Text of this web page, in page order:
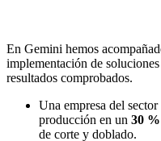
En Gemini hemos
implementación de
resultados comprobados.
Una empresa del sector
producción en un 30 %
de corte y doblado.